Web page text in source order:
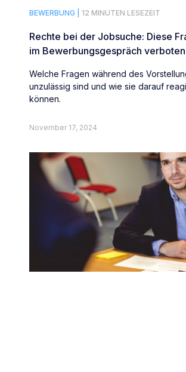
BEWERBUNG | 12 MINUTEN LESEZEIT
Rechte bei der Jobsuche: Diese
im Bewerbungsgespräch verboten
Welche Fragen während des
unzulässig sind und wie sie darauf
können.
November 17, 2024